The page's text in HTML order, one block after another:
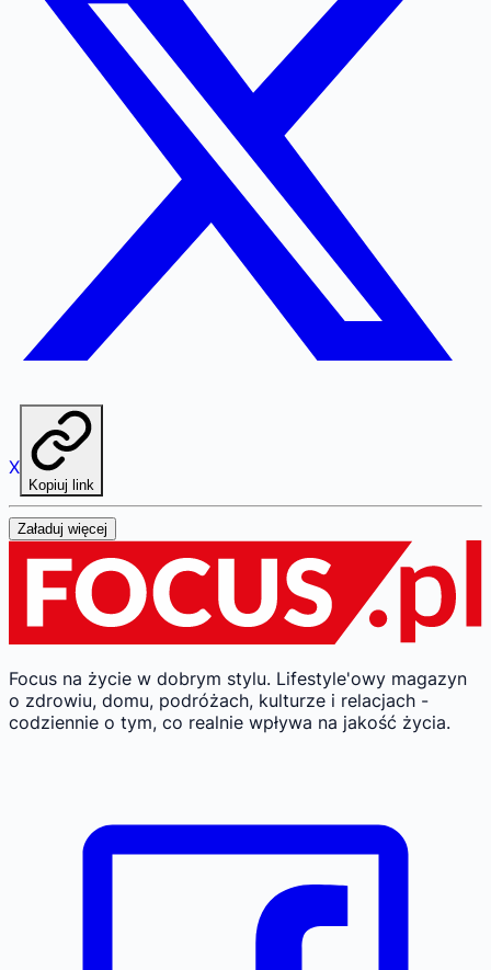
X
Kopiuj link
Załaduj więcej
Focus na życie w dobrym stylu. Lifestyle'owy magazyn
o zdrowiu, domu, podróżach, kulturze i relacjach -
codziennie o tym, co realnie wpływa na jakość życia.